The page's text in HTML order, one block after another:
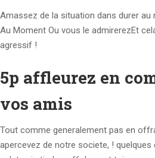
Amassez de la situation dans durer au
Au Moment Ou vous le admirerezEt
agressif !
5p affleurez en
vos amis
Tout comme generalement pas en
apercevez de notre societe, !